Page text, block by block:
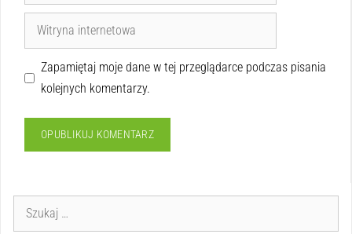
Zapamiętaj moje dane w tej przeglądarce podczas pisania
kolejnych komentarzy.